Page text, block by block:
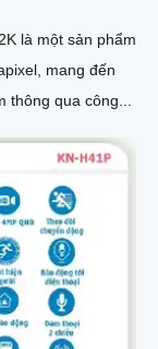
là một sản phẩm
mang đến
đêm thông qua công...